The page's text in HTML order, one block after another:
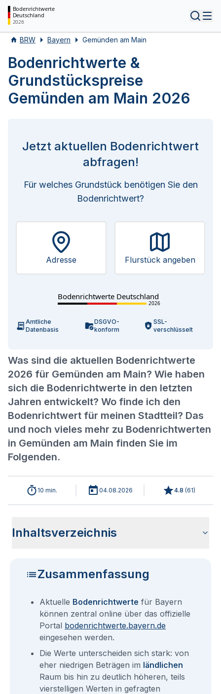
Bodenrichtwerte
Deutschland
2026
BRW Bayern Gemünden am Main
Bodenrichtwerte &
Grundstückspreise
Gemünden am Main 2026
Was sind die aktuellen Bodenrichtwerte
2026 für Gemünden am Main? Wie haben
sich die Bodenrichtwerte in den letzten
Jahren entwickelt? Wo finde ich den
Bodenrichtwert für meinen Stadtteil? Das
und noch vieles mehr zu Bodenrichtwerten
in Gemünden am Main finden Sie im
Folgenden.
Jetzt aktuellen Bodenrichtwert
abfragen!
Für welches Grundstück benötigen Sie den
Bodenrichtwert?
Adresse Flurstück angeben
Bodenrichtwerte Deutschland
2026
Amtliche
Datenbasis
DSGVO-
konform
SSL-
verschlüsselt
10 min. 04.08.2026 4.8 (61)
Inhaltsverzeichnis
aktuellen Bodenrichtwerten gleichzusetzen?
Gemünden am Main?
Gemünden am Main
Zusammenfassung
Aktuelle Bodenrichtwerte für Bayern
können zentral online über das offizielle
Portal bodenrichtwerte.bayern.de
eingesehen werden.
Die Werte unterscheiden sich stark: von
eher niedrigen Beträgen im ländlichen
Raum bis hin zu deutlich höheren, teils
vierstelligen Werten in gefragten